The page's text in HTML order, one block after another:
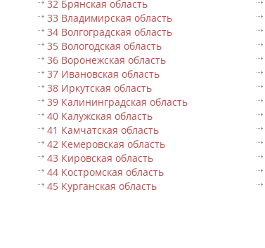
32 Брянская область
33 Владимирская область
34 Волгоградская область
35 Вологодская область
36 Воронежская область
37 Ивановская область
38 Иркутская область
39 Калининградская область
40 Калужская область
41 Камчатская область
42 Кемеровская область
43 Кировская область
44 Костромская область
45 Курганская область